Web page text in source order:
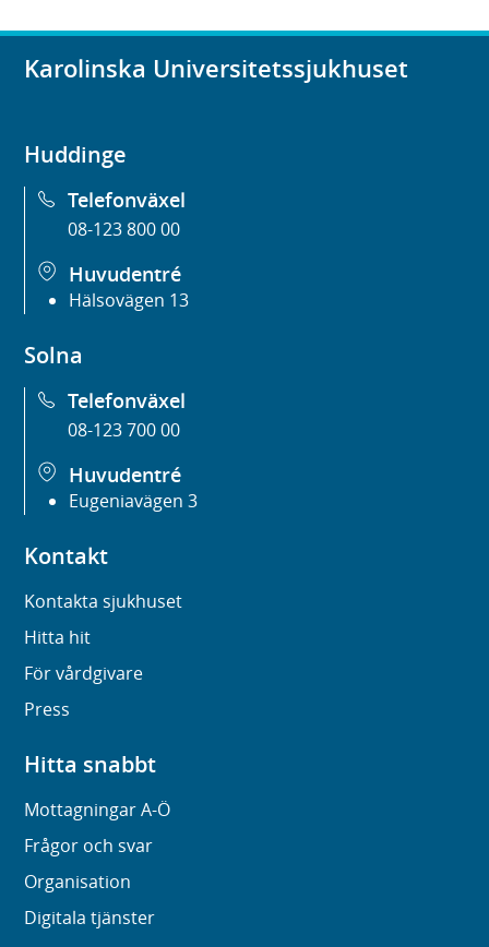
Karolinska Universitetssjukhuset
Huddinge
Telefonväxel
08-123 800 00
Huvudentré
Hälsovägen 13
Solna
Telefonväxel
08-123 700 00
Huvudentré
Eugeniavägen 3
Kontakt
Kontakta sjukhuset
Hitta hit
För vårdgivare
Press
Hitta snabbt
Mottagningar A-Ö
Frågor och svar
Organisation
Digitala tjänster